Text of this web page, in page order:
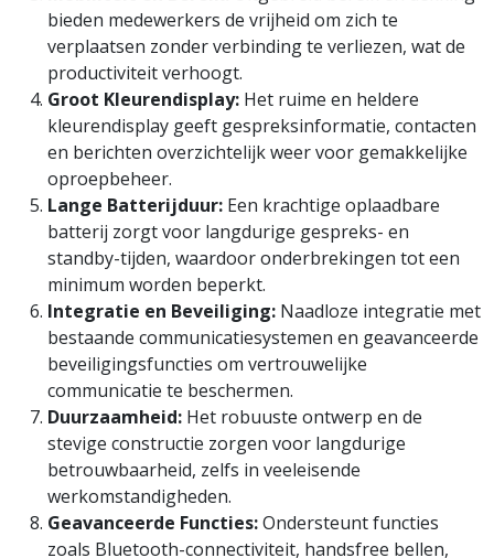
bieden medewerkers de vrijheid om zich te
verplaatsen zonder verbinding te verliezen, wat de
productiviteit verhoogt.
Groot Kleurendisplay: Het ruime en heldere
kleurendisplay geeft gespreksinformatie, contacten
en berichten overzichtelijk weer voor gemakkelijke
oproepbeheer.
Lange Batterijduur: Een krachtige oplaadbare
batterij zorgt voor langdurige gespreks- en
standby-tijden, waardoor onderbrekingen tot een
minimum worden beperkt.
Integratie en Beveiliging: Naadloze integratie met
bestaande communicatiesystemen en geavanceerde
beveiligingsfuncties om vertrouwelijke
communicatie te beschermen.
Duurzaamheid: Het robuuste ontwerp en de
stevige constructie zorgen voor langdurige
betrouwbaarheid, zelfs in veeleisende
werkomstandigheden.
Geavanceerde Functies:Ondersteunt functies
zoals Bluetooth-connectiviteit, handsfree bellen,